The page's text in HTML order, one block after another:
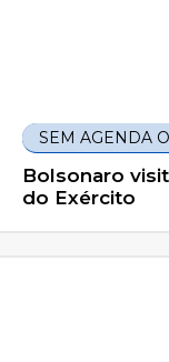
SEM AGENDA
Bolsonaro
do Exército